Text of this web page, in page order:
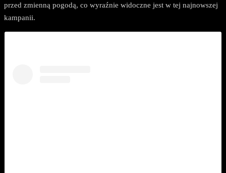
przed zmienną pogodą, co wyraźnie widoczne jest w tej najnowszej
kampanii.